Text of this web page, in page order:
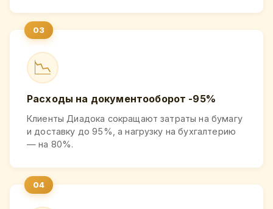
📉
Расходы на документооборот -95%
Клиенты Диадока сокращают затраты на бумагу
и доставку до 95%, а нагрузку на бухгалтерию
— на 80%.